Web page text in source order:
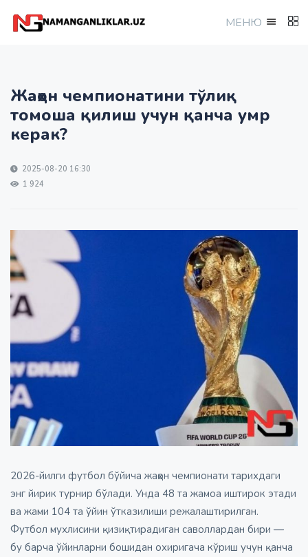
МEНЮ
Жаҳон чемпионатини тўлиқ
томоша қилиш учун қанча умр
керак?
2025-08-20 16:30
1 924
2026-йилги футбол бўйича жаҳон чемпионати тарихдаги
энг йирик турнир бўлади. Унда 48 та жамоа иштирок этади
ва жами 104 та ўйин ўтказилиши режалаштирилган.
Футбол мухлисини қизиқтирадиган саволлардан бири —
бу барча ўйинларни бошидан охиригача кўриш учун қанча